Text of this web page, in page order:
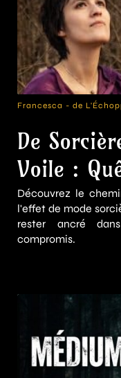
Francesca - de
De
Voile :
Découvrez le
l'effet de mode
rester ancré
compromis.